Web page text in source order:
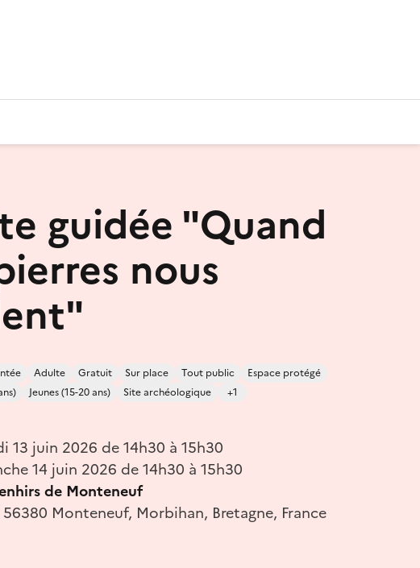
guidée "Quand
nous
Adulte Gratuit Sur place Tout public
Espace protégé
Jeunes (15-20 ans) Site archéologique +1
13 juin 2026 de 14h30 à 15h30
14 juin 2026 de 14h30 à 15h30
de Monteneuf
56380 Monteneuf, Morbihan, Bretagne, France